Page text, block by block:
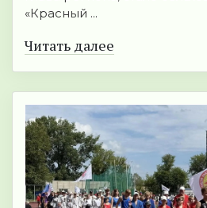
«Красный ...
Читать далее